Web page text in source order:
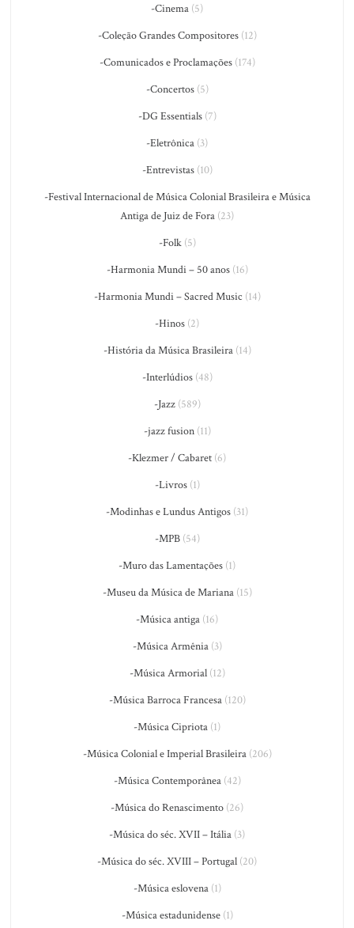
-Cinema (5)
-Coleção Grandes Compositores(12)
-Comunicados e Proclamações(174)
-Concertos(5)
-DG Essentials(7)
-Eletrônica (3)
-Entrevistas(10)
-Festival Internacional de Música Colonial Brasileira e Música
Antiga de Juiz de Fora (23)
-Folk(5)
-Harmonia Mundi – 50 anos(16)
-Harmonia Mundi – Sacred Music (14)
-Hinos (2)
-História da Música Brasileira(14)
-Interlúdios(48)
-Jazz(589)
-jazz fusion(11)
-Klezmer / Cabaret (6)
-Livros(1)
-Modinhas e Lundus Antigos (31)
-MPB(54)
-Muro das Lamentações (1)
-Museu da Música de Mariana(15)
-Música antiga (16)
-Música Armênia(3)
-Música Armorial(12)
-Música Barroca Francesa(120)
-Música Cipriota (1)
-Música Colonial e Imperial Brasileira(206)
-Música Contemporânea(42)
-Música do Renascimento (26)
-Música do séc. XVII – Itália (3)
-Música do séc. XVIII – Portugal (20)
-Música eslovena(1)
-Música estadunidense(1)